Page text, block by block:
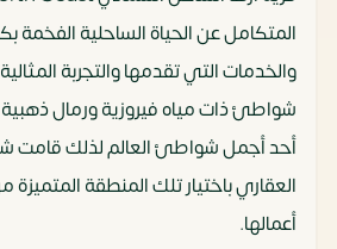
المتكامل عن الحياة الساحلية الفخمة
والخدمات التي تقدمها والتجربة
شواطئ ذات مياه فيروزية ورمال
أحد أجمل شواطئ العالم لذلك قامت
العقاري باختيار تلك المنطقة
أعمالها.